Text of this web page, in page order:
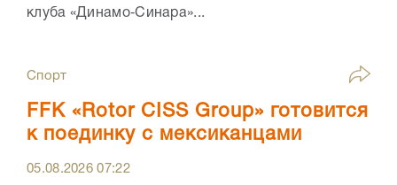
клуба «Динамо‑Синара»...
Спорт
FFK «Rotor CISS Group» готовится
к поединку с мексиканцами
05.08.202607:22